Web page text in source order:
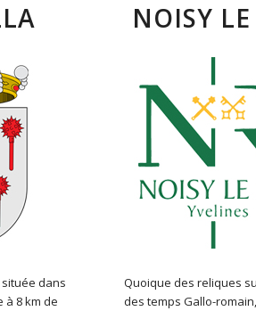
dans
à 8 km de
NOISY
Quoique des reliques
des temps Gallo-